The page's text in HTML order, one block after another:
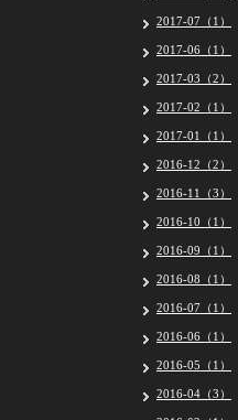
2017-07（1）
2017-06（1）
2017-03（2）
2017-02（1）
2017-01（1）
2016-12（2）
2016-11（3）
2016-10（1）
2016-09（1）
2016-08（1）
2016-07（1）
2016-06（1）
2016-05（1）
2016-04（3）